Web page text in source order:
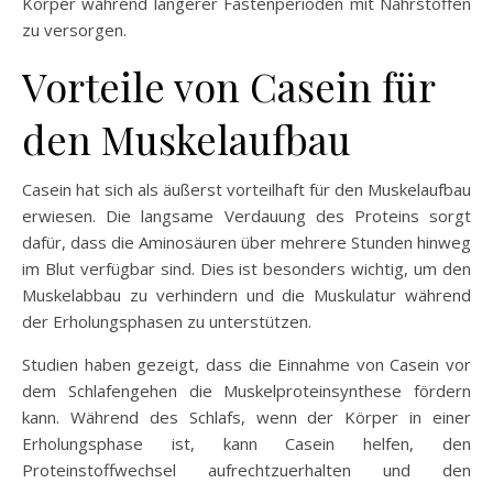
zu versorgen.
Vorteile von Casein für
den Muskelaufbau
Casein hat sich als äußerst vorteilhaft für den Muskelaufbau
erwiesen. Die langsame Verdauung des Proteins sorgt
dafür, dass die Aminosäuren über mehrere Stunden hinweg
im Blut verfügbar sind. Dies ist besonders wichtig, um den
Muskelabbau zu verhindern und die Muskulatur während
der Erholungsphasen zu unterstützen.
Studien haben gezeigt, dass die Einnahme von Casein vor
dem Schlafengehen die Muskelproteinsynthese fördern
kann. Während des Schlafs, wenn der Körper in einer
Erholungsphase ist, kann Casein helfen, den
Proteinstoffwechsel aufrechtzuerhalten und den